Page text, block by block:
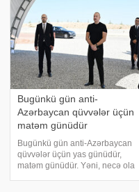
Bugünkü gün anti-
Azərbaycan qüvvələr üçün
matəm günüdür
Bugünkü gün anti-Azərbaycan
qüvvələr üçün yas günüdür,
matəm günüdür. Yəni, necə ola